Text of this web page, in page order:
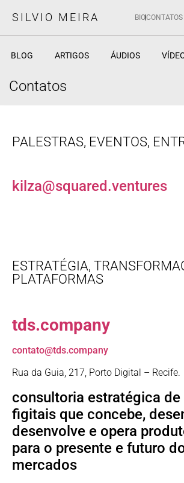
SILVIO MEIRA BIOCONTATOS
BLOG ARTIGOS ÁUDIOS
Contatos
PALESTRAS, EVENTOS,
kilza@squared.ventures
ESTRATÉGIA,
PLATAFORMAS
tds.company
contato@tds.company
Rua da Guia, 217, Porto Digital – Recife.
consultoria estratégica
figitais que concebe,
desenvolve e opera
para o presente e futuro
mercados